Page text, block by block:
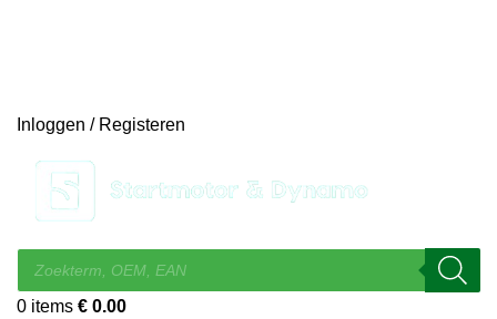
Inloggen / Registeren
0 items € 0.00